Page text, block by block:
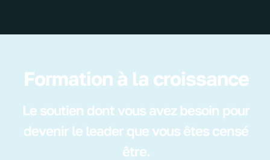
Formation à la croissance
Le soutien dont vous avez besoin pour
devenir le leader que vous êtes censé
être.